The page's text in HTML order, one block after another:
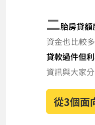
二胎房貸額
資金也比較
貸款過件但
資訊與大家
從3個面